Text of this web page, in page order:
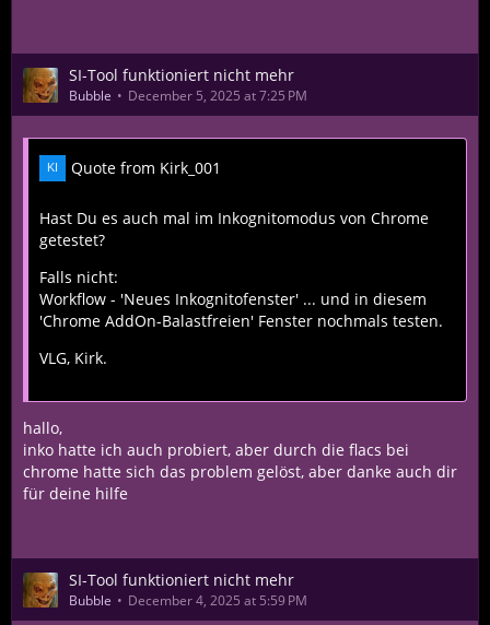
SI-Tool funktioniert nicht mehr
Bubble December 5, 2025 at 7:25 PM
Quote from Kirk_001
Hast Du es auch mal im Inkognitomodus von Chrome
getestet?
Falls nicht:
Workflow - 'Neues Inkognitofenster' ... und in diesem
'Chrome AddOn-Balastfreien' Fenster nochmals testen.
VLG, Kirk.
hallo,
inko hatte ich auch probiert, aber durch die flacs bei
chrome hatte sich das problem gelöst, aber danke auch dir
für deine hilfe
SI-Tool funktioniert nicht mehr
Bubble December 4, 2025 at 5:59 PM